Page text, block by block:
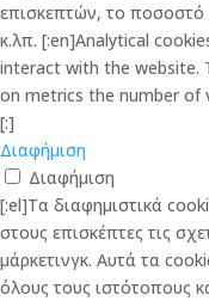
επισκεπτών, το
κ.λπ. [:en]Analytical
interact with the website.
on metrics the number of
[:]
Διαφήμιση
Διαφήμιση
[:el]Τα διαφημιστικά
στους επισκέπτες τις
μάρκετινγκ. Αυτά τα
όλους τους ιστότοπους